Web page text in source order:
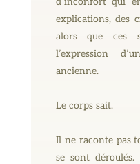
explications, des
alors que ces
l’expression
ancienne.
Le corps sait.
Il ne raconte pas
se sont